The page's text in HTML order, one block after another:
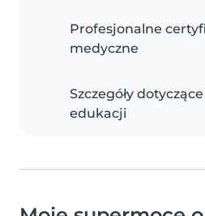
Profesjonalne
medyczne
Szczegóły dotyczące
edukacji